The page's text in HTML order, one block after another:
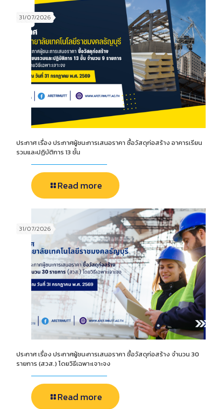
31/07/2026
ประกาศ เรื่อง ประกาศผู้ชนะการเสนอราคา ซื้อวัสดุก่อสร้าง อาคารเรียน
รวมและปฏิบัติการ 13 ชั้น
Read more
31/07/2026
ประกาศ เรื่อง ประกาศผู้ชนะการเสนอราคา ซื้อวัสดุก่อสร้าง จำนวน 30
รายการ (สวส.) โดยวิธีเฉพาะเจาะจง
Read more